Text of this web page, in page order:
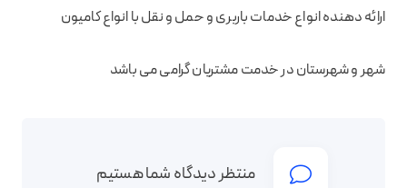
ارائه دهنده انواع خدمات باربری و حمل و نقل با انواع کامیون
شهر و شهرستان در خدمت مشتریان گرامی می باشد
منتظر دیدگاه شما هستیم